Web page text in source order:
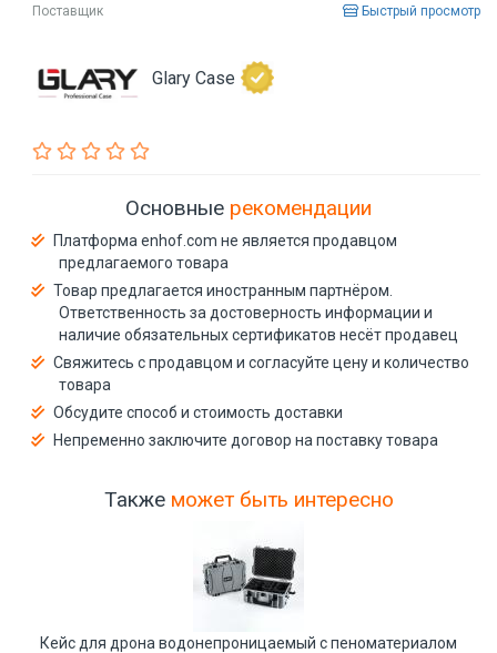
Поставщик Быстрый просмотр
Glary Case
Основные рекомендации
Платформа enhof.com не является продавцом
предлагаемого товара
Товар предлагается иностранным партнёром.
Ответственность за достоверность информации и
наличие обязательных сертификатов несёт продавец
Свяжитесь с продавцом и согласуйте цену и количество
товара
Обсудите способ и стоимость доставки
Непременно заключите договор на поставку товара
Также может быть интересно
Кейс для дрона водонепроницаемый с пеноматериалом